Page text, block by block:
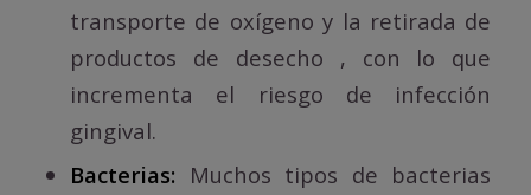
transporte de oxígeno y la retirada de
productos de desecho , con lo que
incrementa el riesgo de infección
gingival.
Bacterias: Muchos tipos de bacterias